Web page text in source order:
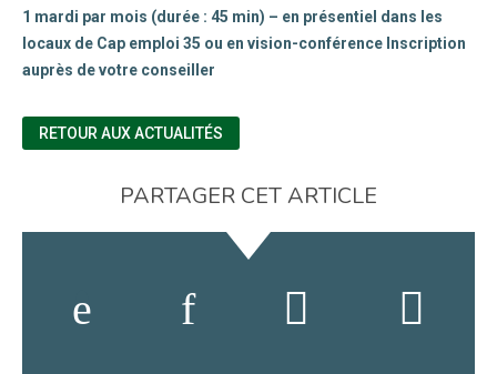
1 mardi par mois (durée : 45 min) – en présentiel dans les
locaux de Cap emploi 35 ou en vision-conférence Inscription
auprès de votre conseiller
RETOUR AUX ACTUALITÉS
PARTAGER CET ARTICLE